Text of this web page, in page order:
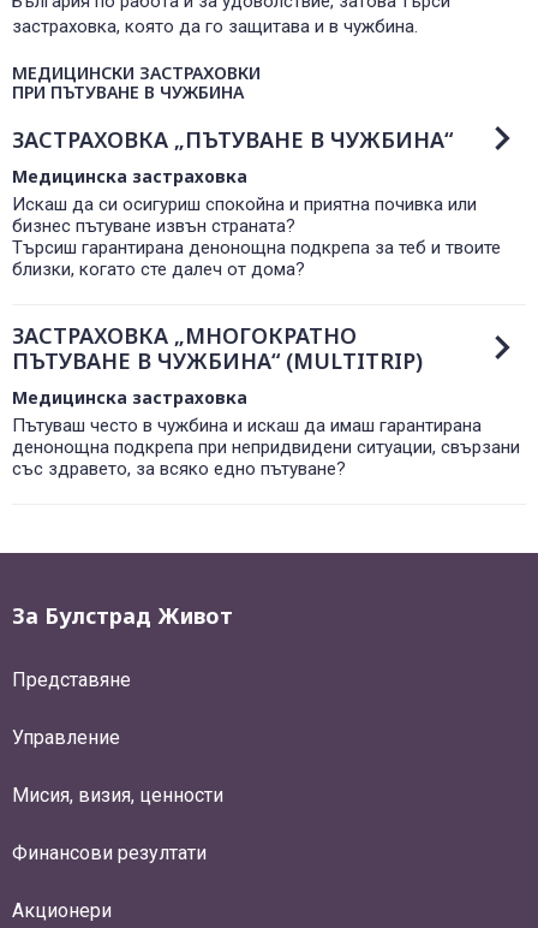
Правила и политики, свързани с обслужването
Плати вноска
Уведоми за събитие
0700 18 800
застраховка, която да го защитава и в чужбина.
МЕДИЦИНСКИ ЗАСТРАХОВКИ
ПРИ ПЪТУВАНЕ В ЧУЖБИНА
ЗАСТРАХОВКА „ПЪТУВАНЕ В ЧУЖБИНА“
Медицинска застраховка
Искаш да си осигуриш спокойна и приятна почивка или
бизнес пътуване извън страната?
Търсиш гарантирана денонощна подкрепа за теб и твоите
близки, когато сте далеч от дома?
ЗАСТРАХОВКА „МНОГОКРАТНО
ПЪТУВАНЕ В ЧУЖБИНА“ (MULTITRIP)
Медицинска застраховка
Пътуваш често в чужбина и искаш да имаш гарантирана
денонощна подкрепа при непридвидени ситуации, свързани
със здравето, за всяко едно пътуване?
За Булстрад Живот
Представяне
Управление
Мисия, визия, ценности
Финансови резултати
Акционери